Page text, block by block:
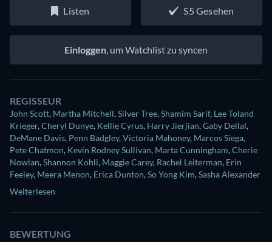
Listen S5 Gesehen
Einloggen, um Watchlist zu syncen
REGISSEUR
John Scott, Martha Mitchell,Silver Tree,Shamim Sarif, Lee Toland
Krieger,Cheryl Dunye, Kellie Cyrus, Harry Jierjian,Gaby Dellal,
DeMane Davis, Penn Badgley,Victoria Mahoney, Marcos Siega,
Pete Chatmon, Kevin Rodney Sullivan, Marta Cunningham,Cherie
Nowlan,Shannon Kohli, Maggie Carey, Rachel Leiterman, Erin
Feeley, Meera Menon, Erica Dunton,So Yong Kim,Sasha Alexander
Weiterlesen
BEWERTUNG